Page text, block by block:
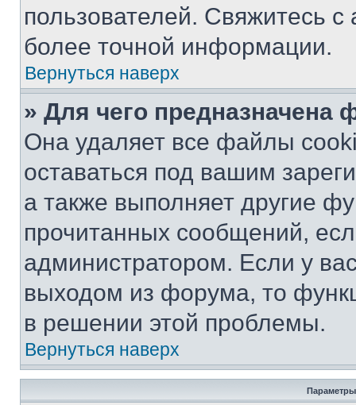
пользователей. Свяжитесь
более точной информации.
Вернуться наверх
» Для чего предназначена
Она удаляет все файлы
оставаться под вашим
а также выполняет другие
прочитанных сообщений,
администратором. Если у
выходом из форума, то
в решении этой проблемы.
Вернуться наверх
Параметры